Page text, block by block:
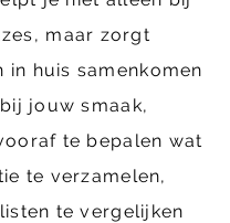
maar zorgt
huis samenkomen
jouw smaak,
te bepalen wat
te verzamelen,
te vergelijken